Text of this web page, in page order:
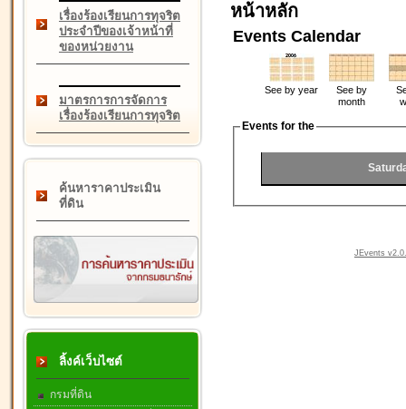
เรื่องร้องเรียนการทุจริต
ประจำปีของเจ้าหน้าที่
ของหน่วยงาน
มาตรการการจัดการ
เรื่องร้องเรียนการทุจริต
ค้นหาราคาประเมิน
ที่ดิน
ลิ้งค์เว็บไซต์
กรมที่ดิน
หน้าหลัก
Events Calendar
See by year
See by
month
Events for the
JEvents